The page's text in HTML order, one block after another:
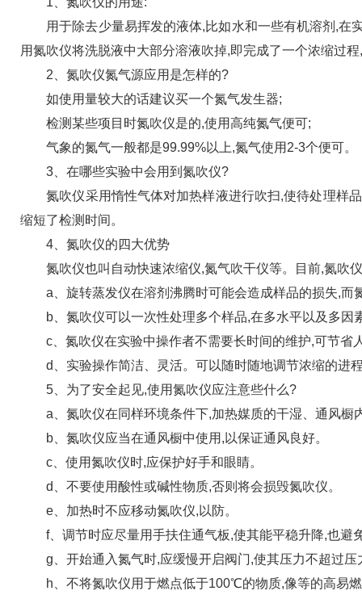
用于除去少量易挥发的液体,比如水和一些有机溶剂,在
用氮吹仪将洗脱液中大部分溶液吹掉,即完成了一个浓缩过
2、氮吹仪氮气源应用是怎样的?
如使用量较大的话建议买一个氮气发生器;
检测某些项目时氮吹仪是的,使用高纯氮气便可;
气象的氮气一般都是99.99%以上,氮气使用2-3个便可。
3、在哪些实验中会用到氮吹仪?
氮吹仪采用惰性气体对加热样液进行吹扫,使待处理样品
缩短了检测时间。
4、氮吹仪的四大优势
氮吹仪也叫自动快速浓缩仪,氮气吹干仪等。目前,氮吹
a、旋转蒸发仪在溶剂沸腾时可能会造成样品的损失,而
b、氮吹仪可以一次性处理多个样品,在多水平以及多因
c、氮吹仪在实验中操作者不需要长时间的维护,可节省
d、实验操作简洁、灵活。可以随时随地调节浓缩的进
5、为了安全起见,使用氮吹仪应注意些什么?
a、氮吹仪在同样环境条件下,加热媒质的干湿、通风橱
b、氮吹仪应当在通风橱中使用,以保证通风良好。
c、使用氮吹仪时,应保护好手和眼睛。
d、不要使用酸性或碱性物质,否则将会损毁氮吹仪。
e、加热时不应移动氮吹仪,以防。
f、调节时应尽量用手扶住通气板,使其能平稳升降,也避
g、开始通入氮气时,应缓慢开启阀门,使其压力不超过压
h、不将氮吹仪用于燃点低于100℃的物质,像等的高易燃